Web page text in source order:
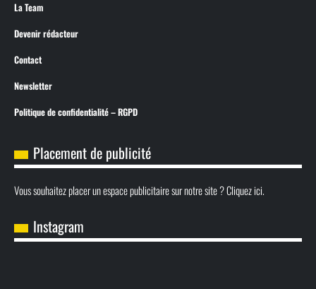
La Team
Devenir rédacteur
Contact
Newsletter
Politique de confidentialité – RGPD
Placement de publicité
Vous souhaitez placer un espace publicitaire sur notre site ? Cliquez ici.
Instagram